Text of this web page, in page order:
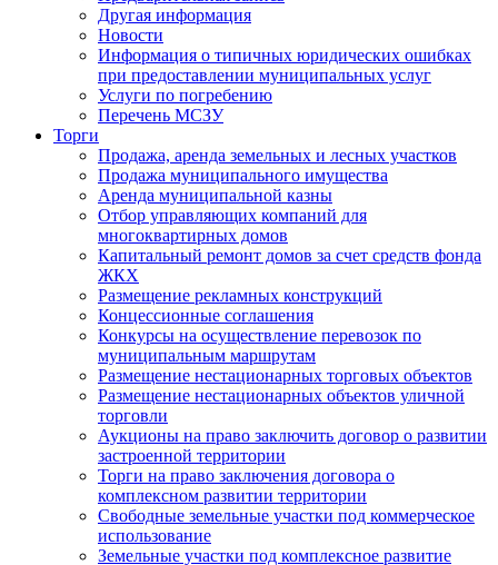
Другая информация
Новости
Информация о типичных юридических ошибках
при предоставлении муниципальных услуг
Услуги по погребению
Перечень МСЗУ
Торги
Продажа, аренда земельных и лесных участков
Продажа муниципального имущества
Аренда муниципальной казны
Отбор управляющих компаний для
многоквартирных домов
Капитальный ремонт домов за счет средств фонда
ЖКХ
Размещение рекламных конструкций
Концессионные соглашения
Конкурсы на осуществление перевозок по
муниципальным маршрутам
Размещение нестационарных торговых объектов
Размещение нестационарных объектов уличной
торговли
Аукционы на право заключить договор о развитии
застроенной территории
Торги на право заключения договора о
комплексном развитии территории
Свободные земельные участки под коммерческое
использование
Земельные участки под комплексное развитие